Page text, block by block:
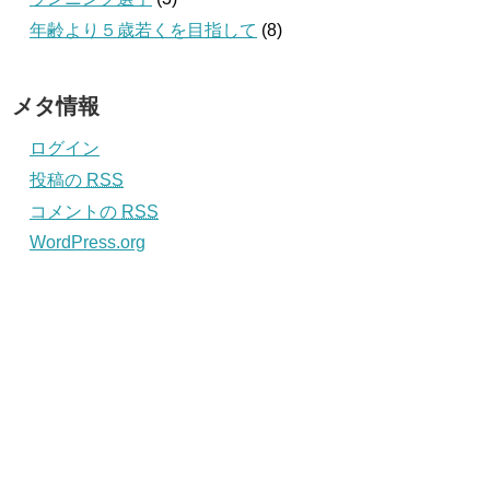
年齢より５歳若くを目指して (8)
メタ情報
ログイン
投稿の RSS
コメントの RSS
WordPress.org